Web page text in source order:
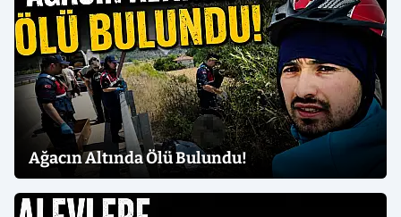
Ağacın Altında Ölü Bulundu!